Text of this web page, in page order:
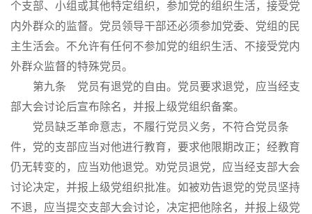
个支部、小组或其他特定组织，参加党的组织生活，接受党
内外群众的监督。党员领导干部还必须参加党委、党组的民
主生活会。不允许有任何不参加党的组织生活、不接受党内
外群众监督的特殊党员。
第九条 党员有退党的自由。党员要求退党，应当经支
部大会讨论后宣布除名，并报上级党组织备案。
党员缺乏革命意志，不履行党员义务，不符合党员条
件，党的支部应当对他进行教育，要求他限期改正；经教育
仍无转变的，应当劝他退党。劝党员退党，应当经支部大会
讨论决定，并报上级党组织批准。如被劝告退党的党员坚持
不退，应当提交支部大会讨论，决定把他除名，并报上级党